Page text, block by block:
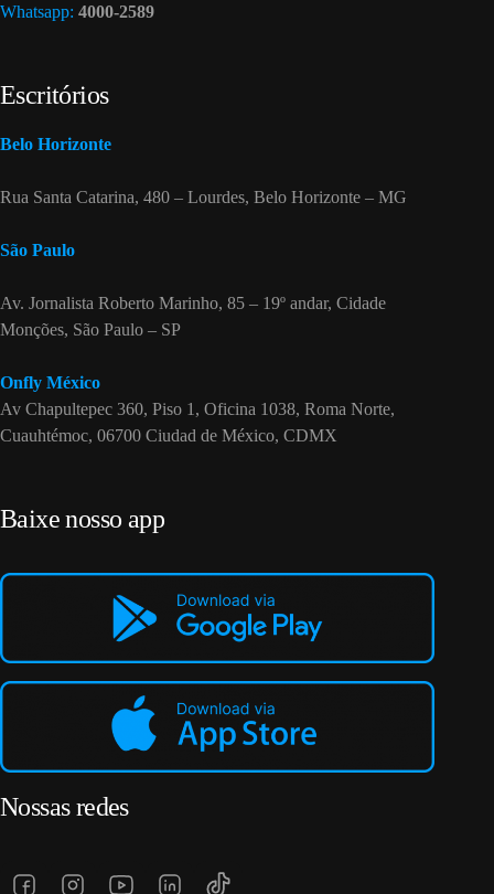
Whatsapp: 4000-2589
Escritórios
Belo Horizonte
Rua Santa Catarina, 480 – Lourdes, Belo Horizonte – MG
São Paulo
Av. Jornalista Roberto Marinho, 85 – 19º andar, Cidade
Monções, São Paulo – SP
Onfly México
Av Chapultepec 360, Piso 1, Oficina 1038, Roma Norte,
Cuauhtémoc, 06700 Ciudad de México, CDMX
Baixe nosso app
Nossas redes